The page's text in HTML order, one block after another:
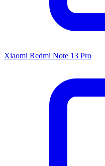
Xiaomi Redmi Note 13 Pro